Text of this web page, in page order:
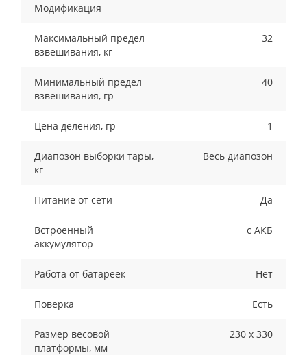
Модификация
Максимальный предел
взвешивания, кг
32
Минимальный предел
взвешивания, гр
40
Цена деления, гр 1
Диапозон выборки тары,
кг
Весь диапозон
Питание от сети Да
Встроенный
аккумулятор
с АКБ
Работа от батареек Нет
Поверка Есть
Размер весовой
платформы, мм
230 х 330